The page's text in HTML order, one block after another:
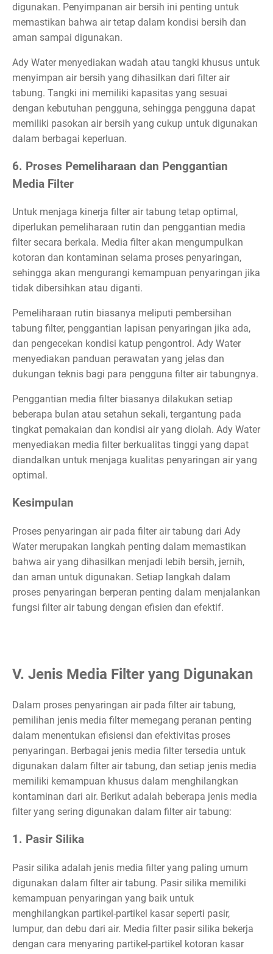
digunakan. Penyimpanan air bersih ini penting untuk
memastikan bahwa air tetap dalam kondisi bersih dan
aman sampai digunakan.
Ady Water menyediakan wadah atau tangki khusus untuk
menyimpan air bersih yang dihasilkan dari filter air
tabung. Tangki ini memiliki kapasitas yang sesuai
dengan kebutuhan pengguna, sehingga pengguna dapat
memiliki pasokan air bersih yang cukup untuk digunakan
dalam berbagai keperluan.
6. Proses Pemeliharaan dan Penggantian
Media Filter
Untuk menjaga kinerja filter air tabung tetap optimal,
diperlukan pemeliharaan rutin dan penggantian media
filter secara berkala. Media filter akan mengumpulkan
kotoran dan kontaminan selama proses penyaringan,
sehingga akan mengurangi kemampuan penyaringan jika
tidak dibersihkan atau diganti.
Pemeliharaan rutin biasanya meliputi pembersihan
tabung filter, penggantian lapisan penyaringan jika ada,
dan pengecekan kondisi katup pengontrol. Ady Water
menyediakan panduan perawatan yang jelas dan
dukungan teknis bagi para pengguna filter air tabungnya.
Penggantian media filter biasanya dilakukan setiap
beberapa bulan atau setahun sekali, tergantung pada
tingkat pemakaian dan kondisi air yang diolah. Ady Water
menyediakan media filter berkualitas tinggi yang dapat
diandalkan untuk menjaga kualitas penyaringan air yang
optimal.
Kesimpulan
Proses penyaringan air pada filter air tabung dari Ady
Water merupakan langkah penting dalam memastikan
bahwa air yang dihasilkan menjadi lebih bersih, jernih,
dan aman untuk digunakan. Setiap langkah dalam
proses penyaringan berperan penting dalam menjalankan
fungsi filter air tabung dengan efisien dan efektif.
V. Jenis Media Filter yang Digunakan
Dalam proses penyaringan air pada filter air tabung,
pemilihan jenis media filter memegang peranan penting
dalam menentukan efisiensi dan efektivitas proses
penyaringan. Berbagai jenis media filter tersedia untuk
digunakan dalam filter air tabung, dan setiap jenis media
memiliki kemampuan khusus dalam menghilangkan
kontaminan dari air. Berikut adalah beberapa jenis media
filter yang sering digunakan dalam filter air tabung:
1. Pasir Silika
Pasir silika adalah jenis media filter yang paling umum
digunakan dalam filter air tabung. Pasir silika memiliki
kemampuan penyaringan yang baik untuk
menghilangkan partikel-partikel kasar seperti pasir,
lumpur, dan debu dari air. Media filter pasir silika bekerja
dengan cara menyaring partikel-partikel kotoran kasar